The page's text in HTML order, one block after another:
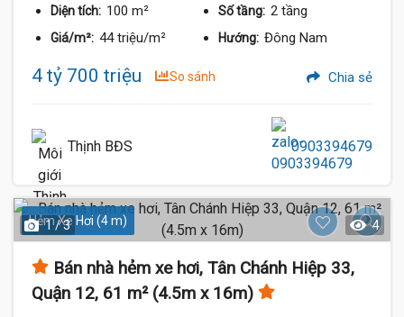
Diện tích: 100 m² Số tầng: 2 tầng
Giá/m²: 44 triệu/m² Hướng: Đông Nam
4 tỷ 700 triệu So sánh Chia sẻ
Thịnh BĐS 0903394679
Hẻm Xe Hơi (4 m)
1 / 3 4
Bán nhà hẻm xe hơi, Tân Chánh Hiệp 33,
Quận 12, 61 m² (4.5m x 16m)